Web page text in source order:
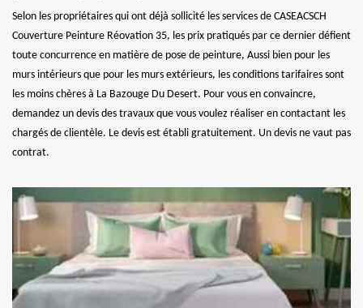
Selon les propriétaires qui ont déjà sollicité les services de CASEACSCH
Couverture Peinture Réovation 35, les prix pratiqués par ce dernier défient
toute concurrence en matière de pose de peinture, Aussi bien pour les
murs intérieurs que pour les murs extérieurs, les conditions tarifaires sont
les moins chères à La Bazouge Du Desert. Pour vous en convaincre,
demandez un devis des travaux que vous voulez réaliser en contactant les
chargés de clientèle. Le devis est établi gratuitement. Un devis ne vaut pas
contrat.